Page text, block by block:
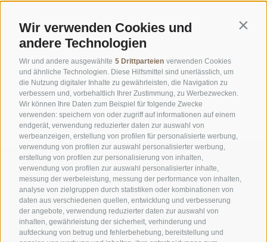
Wir verwenden Cookies und
andere Technologien
Wir und andere ausgewählte 5 Drittparteien verwenden Cookies
und ähnliche Technologien. Diese Hilfsmittel sind unerlässlich, um
die Nutzung digitaler Inhalte zu gewährleisten, die Navigation zu
verbessern und, vorbehaltlich Ihrer Zustimmung, zu Werbezwecken.
Wir können Ihre Daten zum Beispiel für folgende Zwecke
verwenden: speichern von oder zugriff auf informationen auf einem
endgerät, verwendung reduzierter daten zur auswahl von
werbeanzeigen, erstellung von profilen für personalisierte werbung,
verwendung von profilen zur auswahl personalisierter werbung,
erstellung von profilen zur personalisierung von inhalten,
verwendung von profilen zur auswahl personalisierter inhalte,
messung der werbeleistung, messung der performance von inhalten,
analyse von zielgruppen durch statistiken oder kombinationen von
daten aus verschiedenen quellen, entwicklung und verbesserung
der angebote, verwendung reduzierter daten zur auswahl von
inhalten, gewährleistung der sicherheit, verhinderung und
aufdeckung von betrug und fehlerbehebung, bereitstellung und
AMT FÜR DEN NATIONALPARK STILFSERJOCH